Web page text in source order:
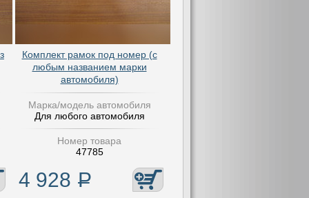
Комплект рамок под номер (с
любым названием марки
автомобиля)
Марка/модель автомобиля
Для любого автомобиля
Номер товара
47785
4 928 Р